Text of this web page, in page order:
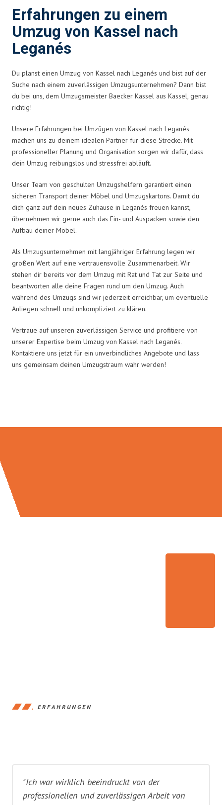
Erfahrungen zu einem
Umzug von Kassel nach
Leganés
Du planst einen Umzug von Kassel nach Leganés und bist auf der
Suche nach einem zuverlässigen Umzugsunternehmen? Dann bist
du bei uns, dem Umzugsmeister Baecker Kassel aus Kassel, genau
richtig!
Unsere Erfahrungen bei Umzügen von Kassel nach Leganés
machen uns zu deinem idealen Partner für diese Strecke. Mit
professioneller Planung und Organisation sorgen wir dafür, dass
dein Umzug reibungslos und stressfrei abläuft.
Unser Team von geschulten Umzugshelfern garantiert einen
sicheren Transport deiner Möbel und Umzugskartons. Damit du
dich ganz auf dein neues Zuhause in Leganés freuen kannst,
übernehmen wir gerne auch das Ein- und Auspacken sowie den
Aufbau deiner Möbel.
Als Umzugsunternehmen mit langjähriger Erfahrung legen wir
großen Wert auf eine vertrauensvolle Zusammenarbeit. Wir
stehen dir bereits vor dem Umzug mit Rat und Tat zur Seite und
beantworten alle deine Fragen rund um den Umzug. Auch
während des Umzugs sind wir jederzeit erreichbar, um eventuelle
Anliegen schnell und unkompliziert zu klären.
Vertraue auf unseren zuverlässigen Service und profitiere von
unserer Expertise beim Umzug von Kassel nach Leganés.
Kontaktiere uns jetzt für ein unverbindliches Angebote und lass
uns gemeinsam deinen Umzugstraum wahr werden!
ERFAHRUNGEN
"Ich war wirklich beeindruckt von der
professionellen und zuverlässigen Arbeit von